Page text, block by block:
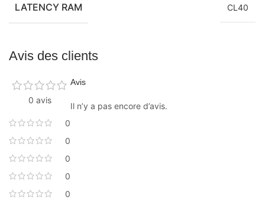
LATENCY RAM CL40
Avis des clients
0 avis
0
0
0
0
0
Avis
Il n’y a pas encore d’avis.